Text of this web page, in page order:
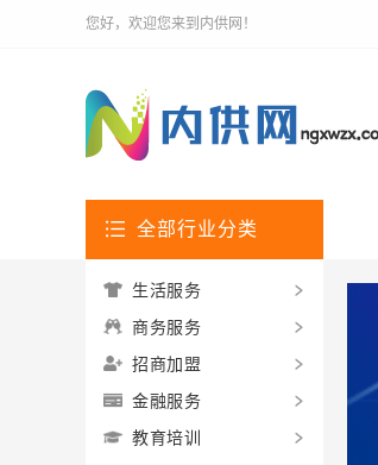
您好，欢迎您来到内供网！
全部行业分类
生活服务
商务服务
招商加盟
金融服务
教育培训